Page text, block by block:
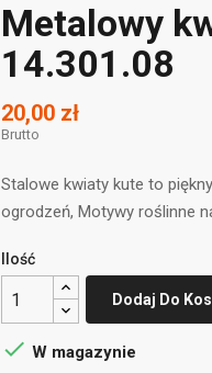
Metalowy
14.301.08
20,00 zł
Brutto
Stalowe kwiaty kute to
ogrodzeń, Motywy roślinne
Ilość
Dodaj Do
 W magazynie